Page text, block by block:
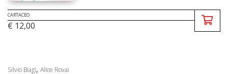
CARTACEO
€ 12,00
Silvio Biagi, Alice Rovai